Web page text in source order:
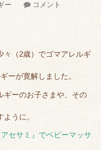
ー コメント
々（2歳）でゴマアレルギ
ーが寛解しました。
ギーのお子さまや、その
うに。
セサミ』でベビーマッサ